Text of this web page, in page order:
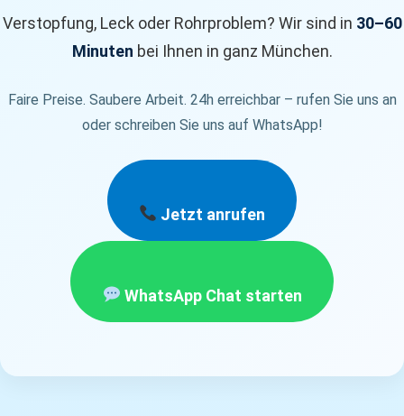
Verstopfung, Leck oder Rohrproblem? Wir sind in 30–60
Minuten bei Ihnen in ganz München.
Faire Preise. Saubere Arbeit. 24h erreichbar – rufen Sie uns an
oder schreiben Sie uns auf WhatsApp!
Jetzt anrufen
WhatsApp Chat starten